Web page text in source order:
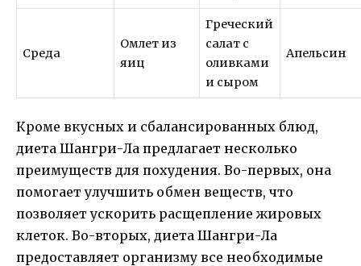
Среда
Омлет из
яиц
Греческий
салат с
оливками
и сыром
Апельсин
Кроме вкусных и сбалансированных блюд,
диета Шангри-Ла предлагает несколько
преимуществ для похудения. Во-первых, она
помогает улучшить обмен веществ, что
позволяет ускорить расщепление жировых
клеток. Во-вторых, диета Шангри-Ла
предоставляет организму все необходимые